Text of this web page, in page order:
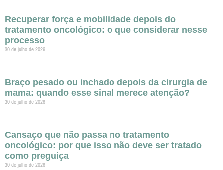
Recuperar força e mobilidade depois do
tratamento oncológico: o que considerar nesse
processo
30 de julho de 2026
Braço pesado ou inchado depois da cirurgia de
mama: quando esse sinal merece atenção?
30 de julho de 2026
Cansaço que não passa no tratamento
oncológico: por que isso não deve ser tratado
como preguiça
30 de julho de 2026